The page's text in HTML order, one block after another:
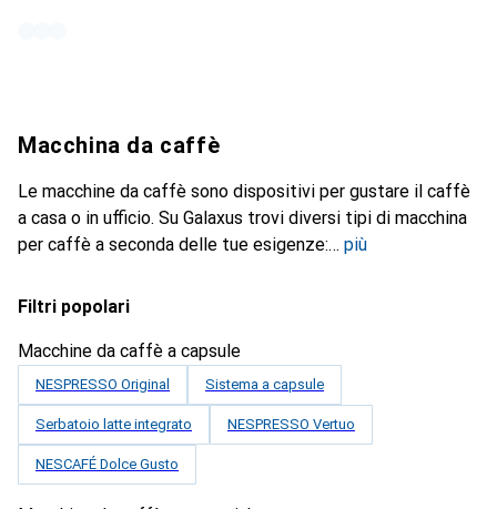
Macchina da caffè
Le macchine da caffè sono dispositivi per gustare il caffè
a casa o in ufficio. Su Galaxus trovi diversi tipi di macchina
per caffè a seconda delle tue esigenze:
più
Filtri popolari
Macchine da caffè a capsule
NESPRESSO Original Sistema a capsule
Serbatoio latte integrato NESPRESSO Vertuo
NESCAFÉ Dolce Gusto